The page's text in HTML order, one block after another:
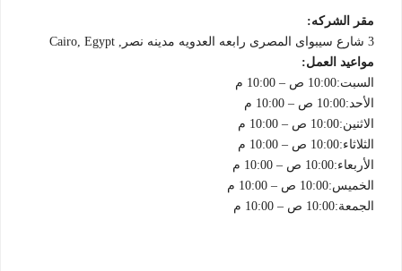
مقر الشركه:
3 شارع سيبواى المصرى رابعه العدويه مدينه نصر, Cairo, Egypt
مواعيد العمل:
السبت:10:00 ص – 10:00 م
الأحد:10:00 ص – 10:00 م
الاثنين:10:00 ص – 10:00 م
الثلاثاء:10:00 ص – 10:00 م
الأربعاء:10:00 ص – 10:00 م
الخميس:10:00 ص – 10:00 م
الجمعة:10:00 ص – 10:00 م